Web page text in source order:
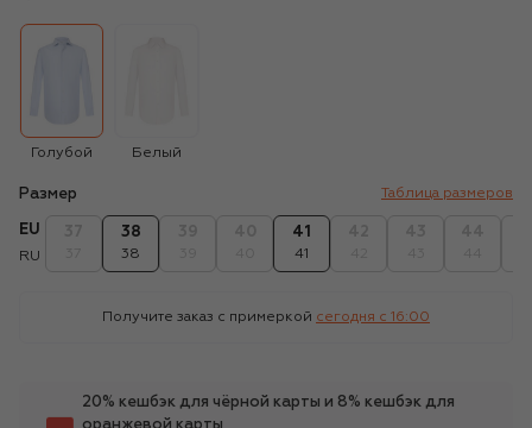
Голубой Белый
Размер Таблица размеров
EU
RU
38
38
41
41
Получите заказ с примеркой сегодня c 16:00
20% кешбэк для чёрной карты и 8% кешбэк для
оранжевой карты